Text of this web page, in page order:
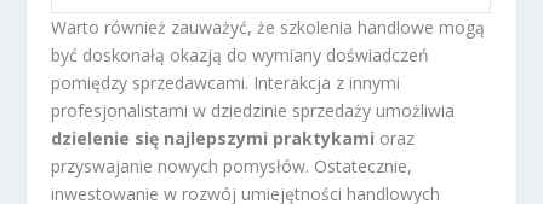
Warto również zauważyć, że szkolenia handlowe mogą
być doskonałą okazją do wymiany doświadczeń
pomiędzy sprzedawcami. Interakcja z innymi
profesjonalistami w dziedzinie sprzedaży umożliwia
dzielenie się najlepszymi praktykami oraz
przyswajanie nowych pomysłów. Ostatecznie,
inwestowanie w rozwój umiejętności handlowych